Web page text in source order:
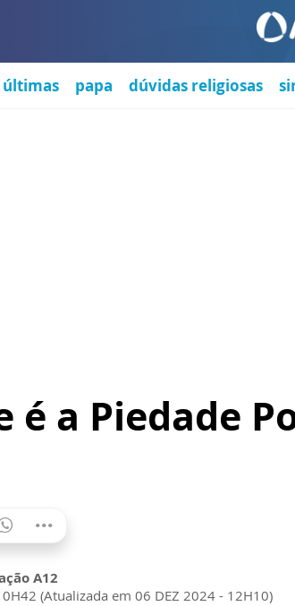
últimas papa dúvidas religiosas
é a Piedade
A12
(Atualizada em 06 DEZ 2024 - 12H10)